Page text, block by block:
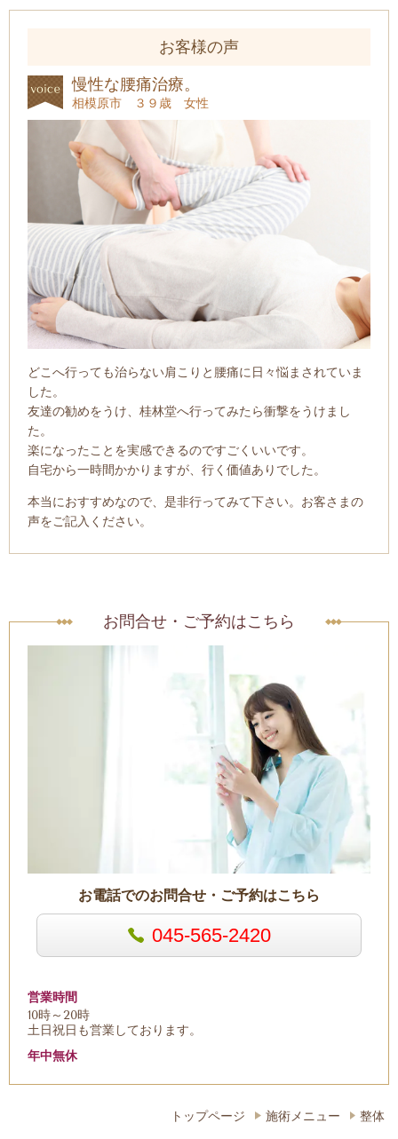
お客様の声
慢性な腰痛治療。
相模原市 ３９歳 女性
どこへ行っても治らない肩こりと腰痛に日々悩まされていま
した。
友達の勧めをうけ、桂林堂へ行ってみたら衝撃をうけまし
た。
楽になったことを実感できるのですごくいいです。
自宅から一時間かかりますが、行く価値ありでした。
本当におすすめなので、是非行ってみて下さい。お客さまの
声をご記入ください。
お問合せ・ご予約はこちら
お電話でのお問合せ・ご予約はこちら
045-565-2420
営業時間
10時～20時
土日祝日も営業しております。
年中無休
トップページ 施術メニュー 整体